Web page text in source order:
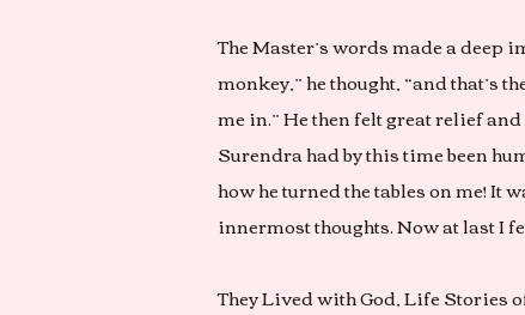
The Master’s words made a
monkey,” he thought, “and that’s
me in.” He then felt great relief
Surendra had by this time been
how he turned the tables on me! It
innermost thoughts. Now at last I
They Lived with God, Life Stories